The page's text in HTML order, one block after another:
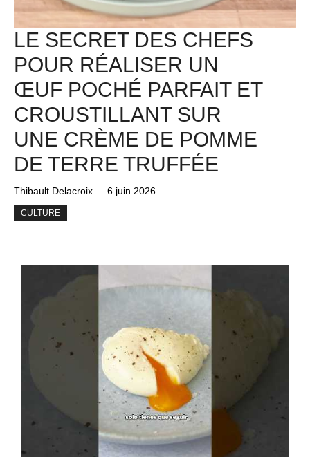
LE SECRET DES CHEFS
POUR RÉALISER UN
ŒUF POCHÉ PARFAIT ET
CROUSTILLANT SUR
UNE CRÈME DE POMME
DE TERRE TRUFFÉE
Thibault Delacroix 6 juin 2026
CULTURE